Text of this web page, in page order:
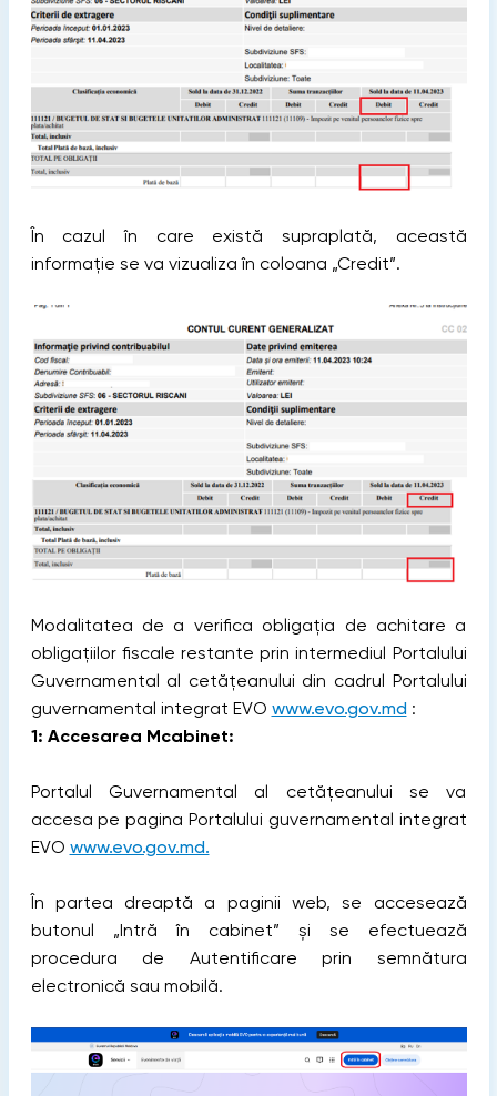
În cazul în care există supraplată, această
informație se va vizualiza în coloana „Credit”.
Modalitatea de a verifica obligația de achitare a
obligațiilor fiscale restante prin intermediul Portalului
Guvernamental al cetățeanului din cadrul Portalului
guvernamental integrat EVO www.evo.gov.md:
1: Accesarea Mcabinet:
Portalul Guvernamental al cetățeanului se va
accesa pe pagina Portalului guvernamental integrat
EVO www.evo.gov.md.
În partea dreaptă a paginii web, se accesează
butonul „Intră în cabinet” și se efectuează
procedura de Autentificare prin semnătura
electronică sau mobilă.